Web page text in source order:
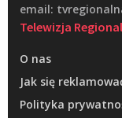
email:
Telewizja
O nas
Jak się
Polityka